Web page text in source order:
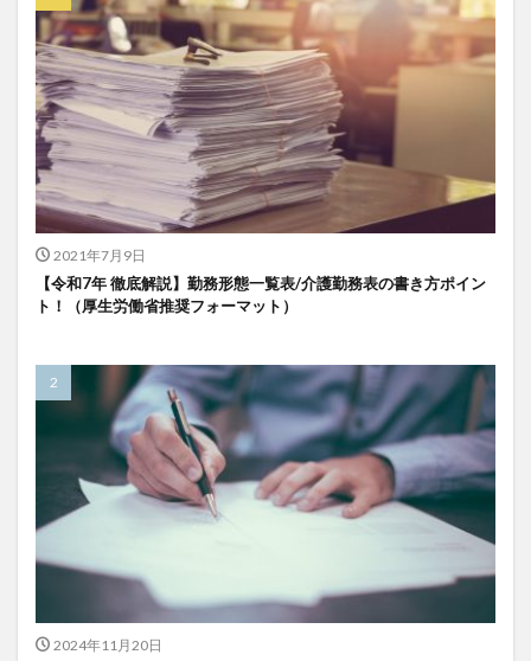
2021年7月9日
【令和7年 徹底解説】勤務形態一覧表/介護勤務表の書き方ポイン
ト！（厚生労働省推奨フォーマット）
2024年11月20日
ハビットトラッカー
パラマウントベッド
ハレルベースアリマツ
パンツ
ハンドクリーム
ハンドソープ
ビジネスマインド
ビジネス哲学
ひび
髪色
検索